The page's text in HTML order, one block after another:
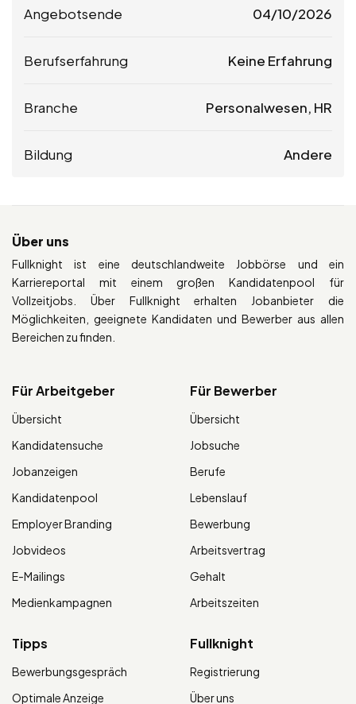
Angebotsende 04/10/2026
Berufserfahrung Keine Erfahrung
Branche Personalwesen, HR
Bildung Andere
Über uns
Fullknight ist eine deutschlandweite Jobbörse und ein
Karriereportal mit einem großen Kandidatenpool für
Vollzeitjobs. Über Fullknight erhalten Jobanbieter die
Möglichkeiten, geeignete Kandidaten und Bewerber aus allen
Bereichen zu finden.
Für Arbeitgeber
Übersicht
Kandidatensuche
Jobanzeigen
Kandidatenpool
Employer Branding
Jobvideos
E-Mailings
Medienkampagnen
Für Bewerber
Übersicht
Jobsuche
Berufe
Lebenslauf
Bewerbung
Arbeitsvertrag
Gehalt
Arbeitszeiten
Tipps
Bewerbungsgespräch
Optimale Anzeige
Fullknight
Registrierung
Über uns